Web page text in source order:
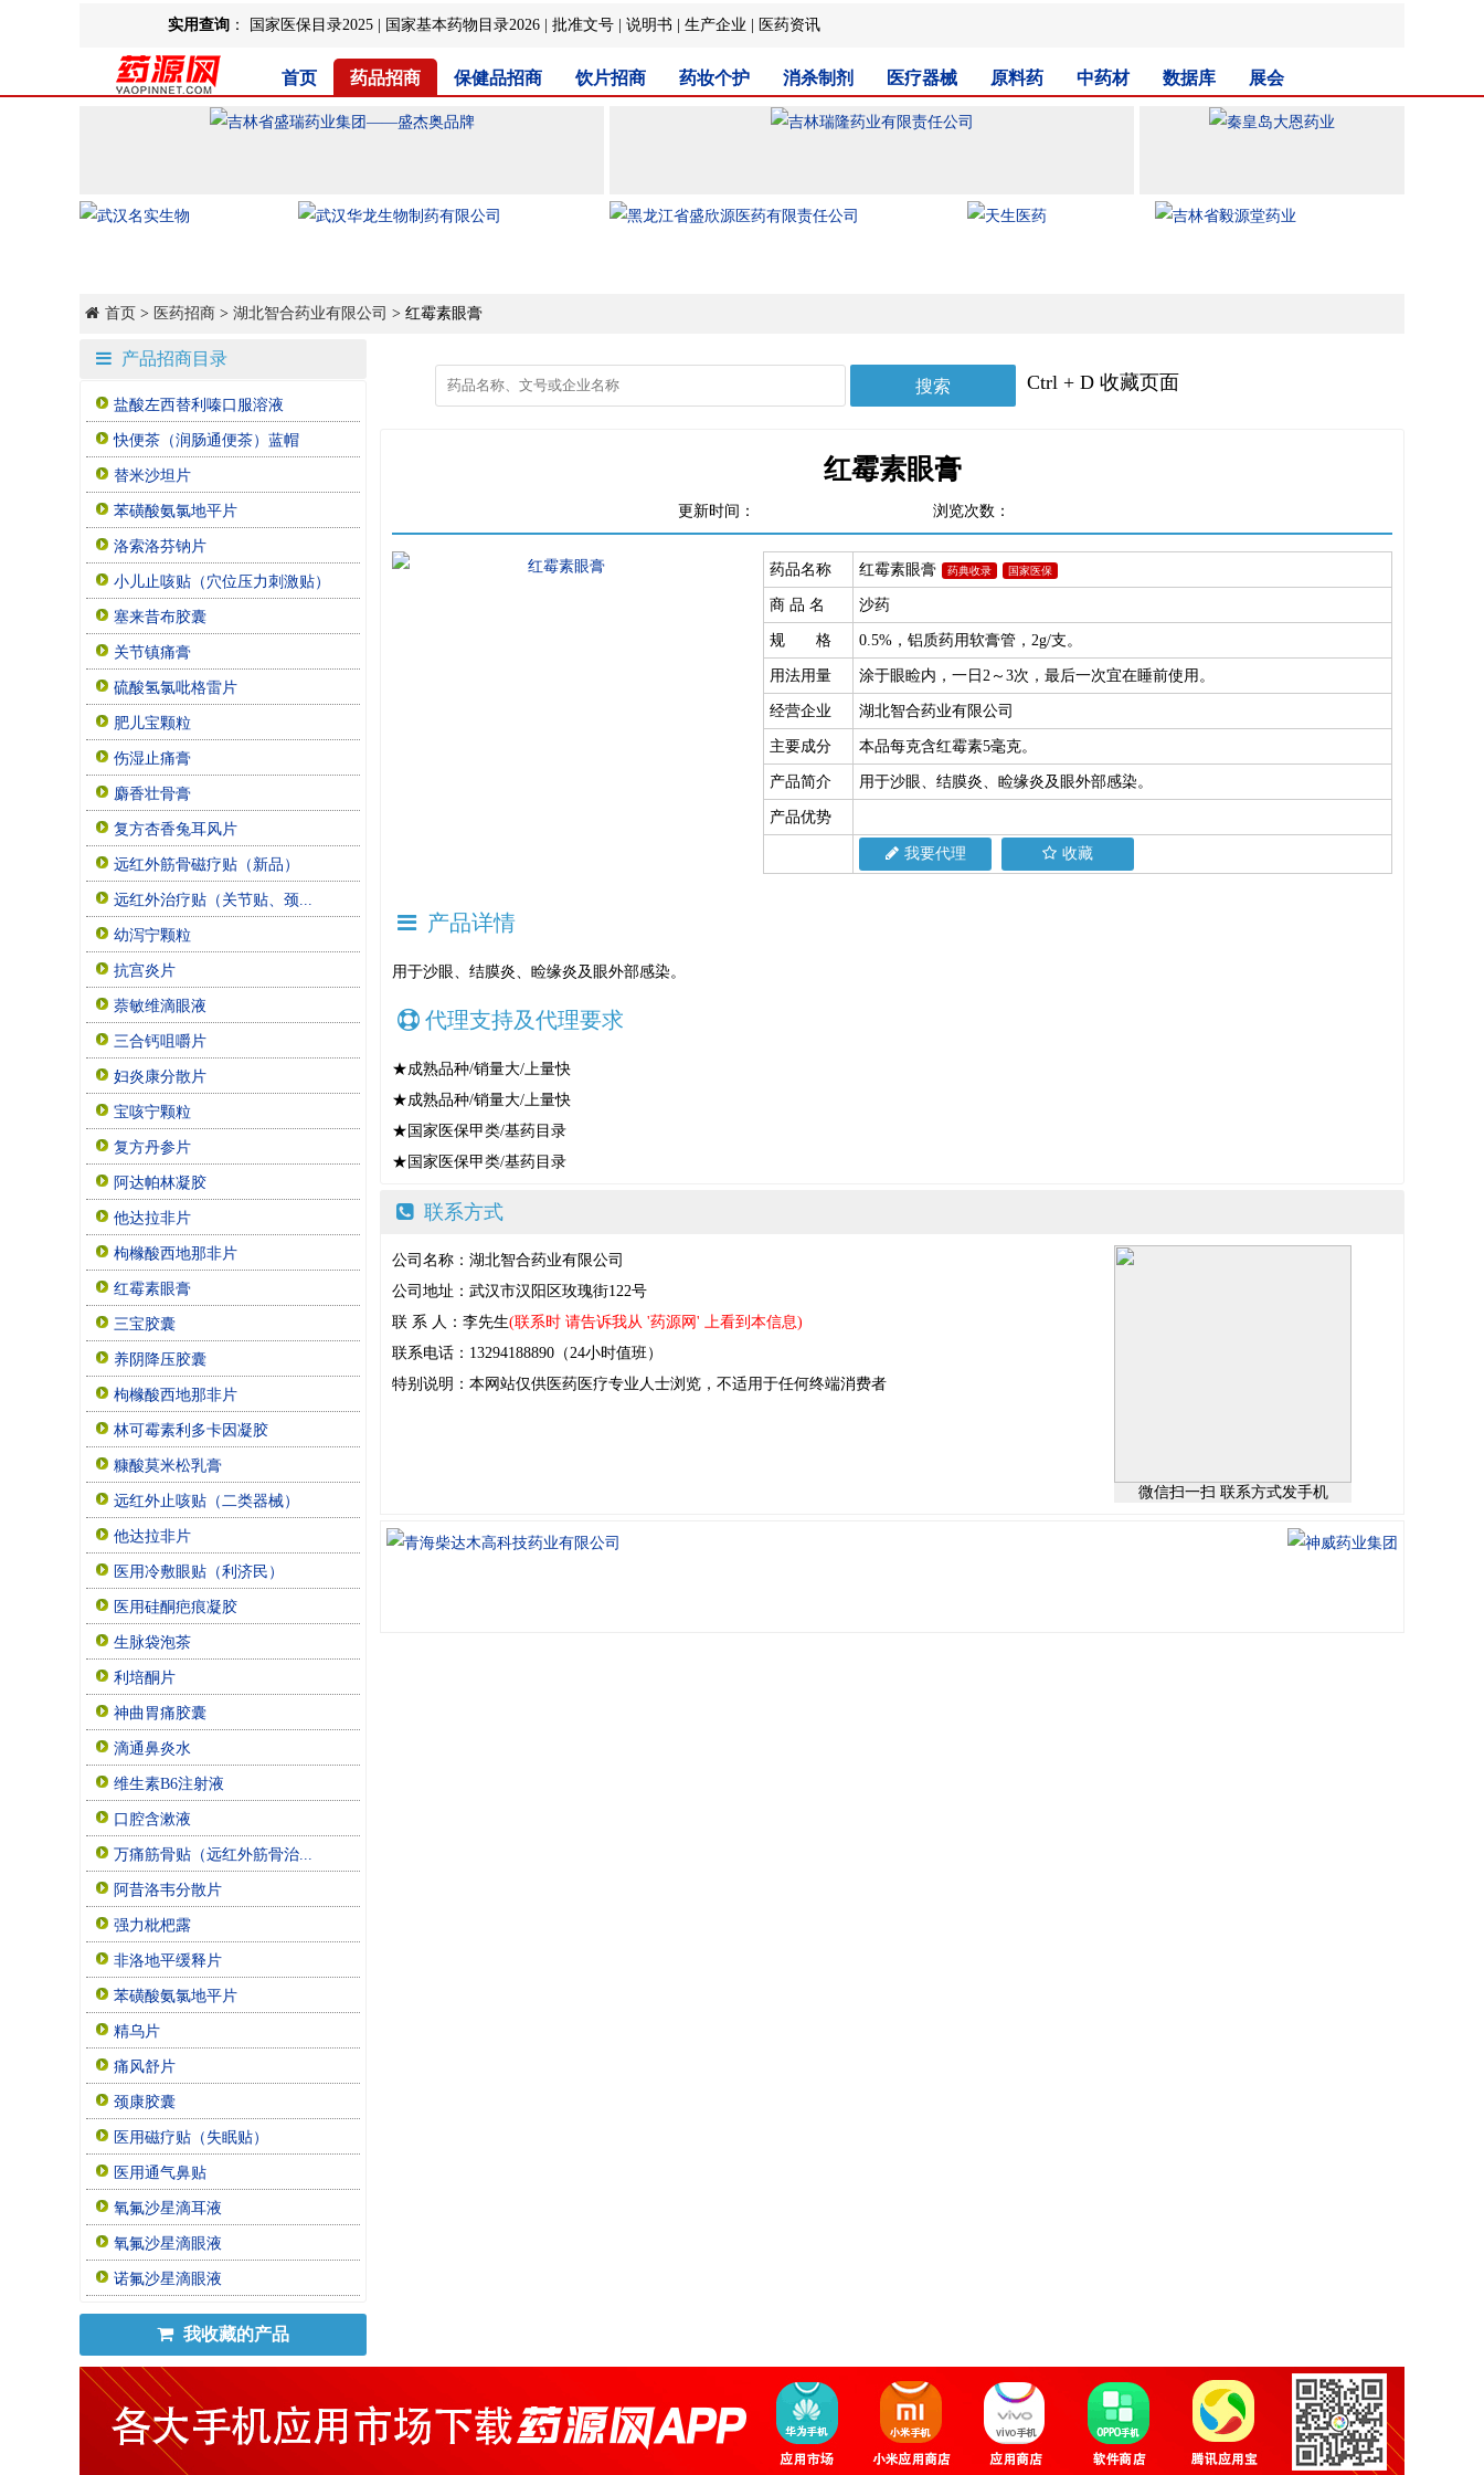
实用查询 ： 国家医保目录2025 国家基本药物目录2026 批准文号 说明书 生产企业 医药资讯
首页 药品招商 保健品招商 饮片招商 药妆个护 消杀制剂 医疗器械 原料药 中药材 数据库 展会
首页 > 医药招商 > 湖北智合药业有限公司 > 红霉素眼膏
产品招商目录
盐酸左西替利嗪口服溶液
快便茶（润肠通便茶）蓝帽
替米沙坦片
苯磺酸氨氯地平片
洛索洛芬钠片
小儿止咳贴（穴位压力刺激贴）
塞来昔布胶囊
关节镇痛膏
硫酸氢氯吡格雷片
肥儿宝颗粒
伤湿止痛膏
麝香壮骨膏
复方杏香兔耳风片
远红外筋骨磁疗贴（新品）
远红外治疗贴（关节贴、颈...
幼泻宁颗粒
抗宫炎片
萘敏维滴眼液
三合钙咀嚼片
妇炎康分散片
宝咳宁颗粒
复方丹参片
阿达帕林凝胶
他达拉非片
枸橼酸西地那非片
红霉素眼膏
三宝胶囊
养阴降压胶囊
枸橼酸西地那非片
林可霉素利多卡因凝胶
糠酸莫米松乳膏
远红外止咳贴（二类器械）
他达拉非片
医用冷敷眼贴（利济民）
医用硅酮疤痕凝胶
生脉袋泡茶
利培酮片
神曲胃痛胶囊
滴通鼻炎水
维生素B6注射液
口腔含漱液
万痛筋骨贴（远红外筋骨治...
阿昔洛韦分散片
强力枇杷露
非洛地平缓释片
苯磺酸氨氯地平片
精乌片
痛风舒片
颈康胶囊
医用磁疗贴（失眠贴）
医用通气鼻贴
氧氟沙星滴耳液
氧氟沙星滴眼液
诺氟沙星滴眼液
我收藏的产品
Ctrl + D 收藏页面
红霉素眼膏
更新时间： 浏览次数：
药品名称 红霉素眼膏 药典收录 国家医保
商 品 名 沙药
规 格 0.5%，铝质药用软膏管，2g/支。
用法用量 涂于眼睑内，一日2～3次，最后一次宜在睡前使用。
经营企业 湖北智合药业有限公司
主要成分 本品每克含红霉素5毫克。
产品简介 用于沙眼、结膜炎、睑缘炎及眼外部感染。
产品优势
我要代理 收藏
产品详情
用于沙眼、结膜炎、睑缘炎及眼外部感染。
代理支持及代理要求
★成熟品种/销量大/上量快
★成熟品种/销量大/上量快
★国家医保甲类/基药目录
★国家医保甲类/基药目录
联系方式
公司名称：湖北智合药业有限公司
公司地址：武汉市汉阳区玫瑰街122号
联 系 人：李先生(联系时 请告诉我从 '药源网' 上看到本信息)
联系电话：13294188890（24小时值班）
特别说明：本网站仅供医药医疗专业人士浏览，不适用于任何终端消费者
微信扫一扫 联系方式发手机